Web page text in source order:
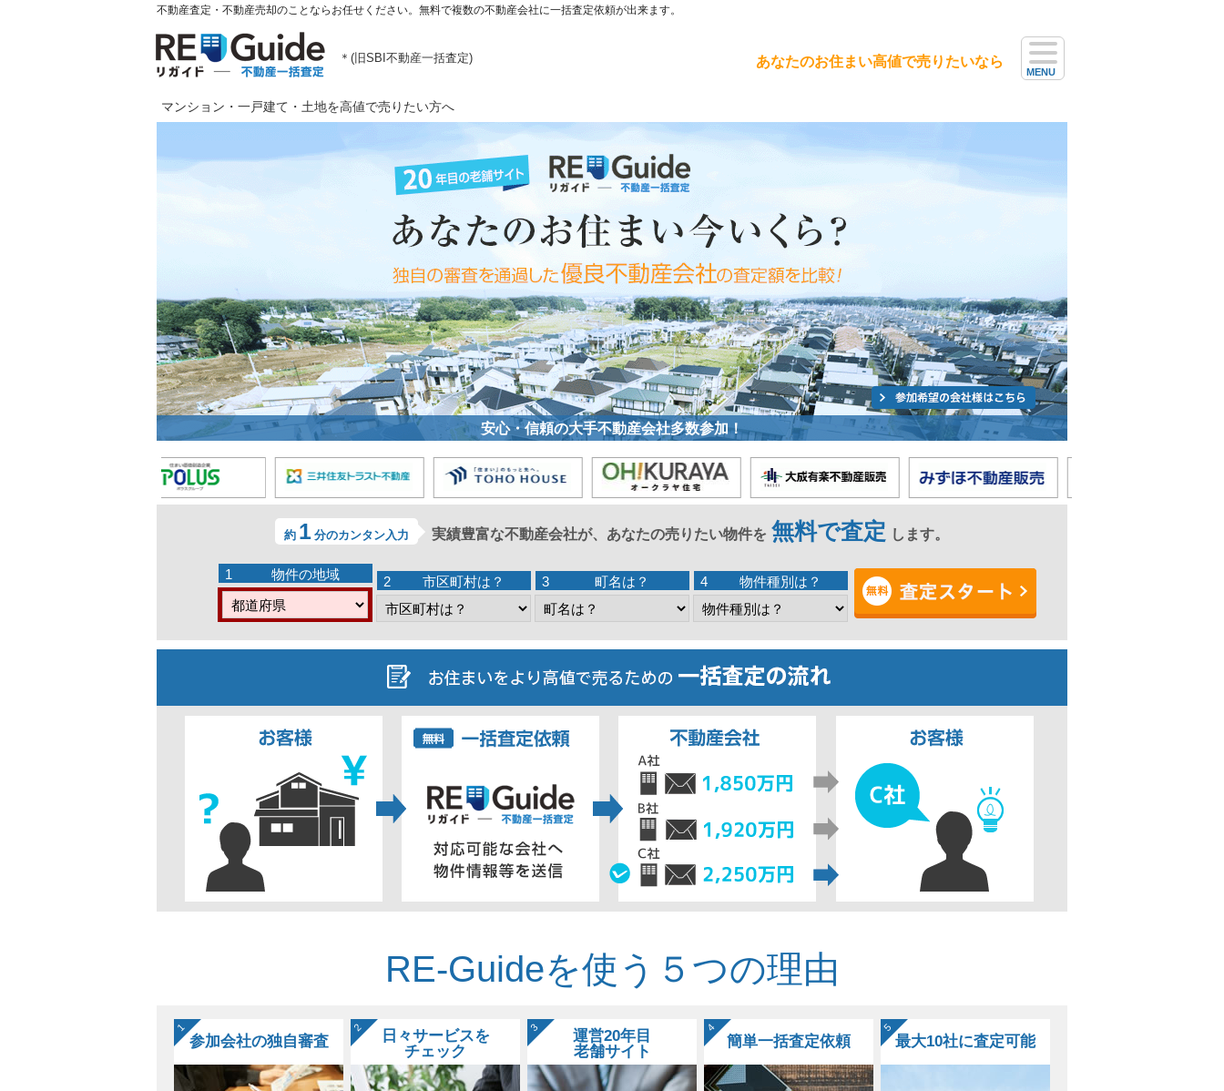
不動産査定・不動産売却のことならお任せください。無料で複数の不動産会社に一括査定依頼が出来ます。
＊(旧SBI不動産一括査定) あなたのお住まい高値で売りたいなら
MENU
マンション・一戸建て・土地を高値で売りたい方へ
不動産売却査定 20年目の老舗サイト
あなたのお住まい今いくら？
独自の審査を通過した優良不動産会社の査定額を比較
安心・信頼の大手不動産会社多数参加！
約 1 分のカンタン入力 実績豊富な不動産会社が、あなたの売りたい物件を 無料で査定 します。
1 物件の地域 2 市区町村は？ 3 町名は？ 4 物件種別は？
RE-Guideを使う ５ つの理由
1
参加会社の独自審査
2
日々サービスを
チェック
3
運営20年目
老舗サイト
4
簡単一括査定依頼
5
最大10社に査定可能